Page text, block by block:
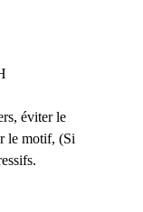
éviter le
le motif, (Si